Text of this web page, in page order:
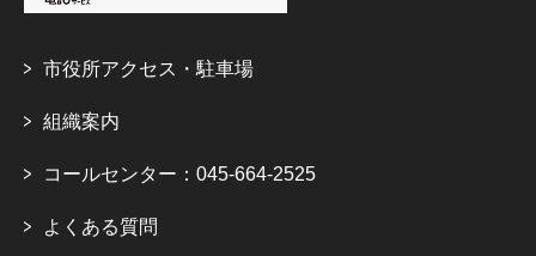
市役所アクセス・駐車場
組織案内
コールセンター：045-664-2525
よくある質問